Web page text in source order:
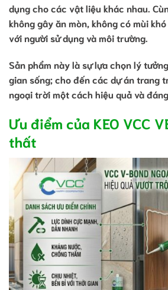
dụng cho các vật liệu khác nhau.
không gây ăn mòn, không có mùi
với người sử dụng và môi trường.
Sản phẩm này là sự lựa chọn lý
gian sống; cho đến các dự án trang
ngoại trời một cách hiệu quả và
Ưu điểm của KEO VCC
thất